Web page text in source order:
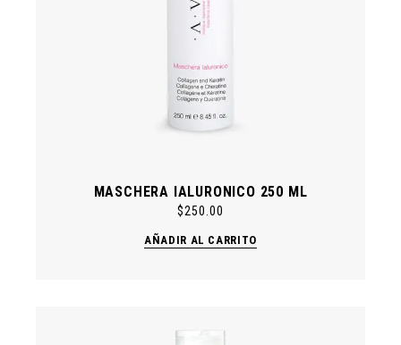
MASCHERA IALURONICO 250 ML
$250.00
AÑADIR AL CARRITO